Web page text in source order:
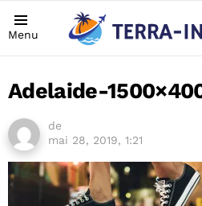
Menu
Adelaide-
de
mai 28, 2019, 1:21